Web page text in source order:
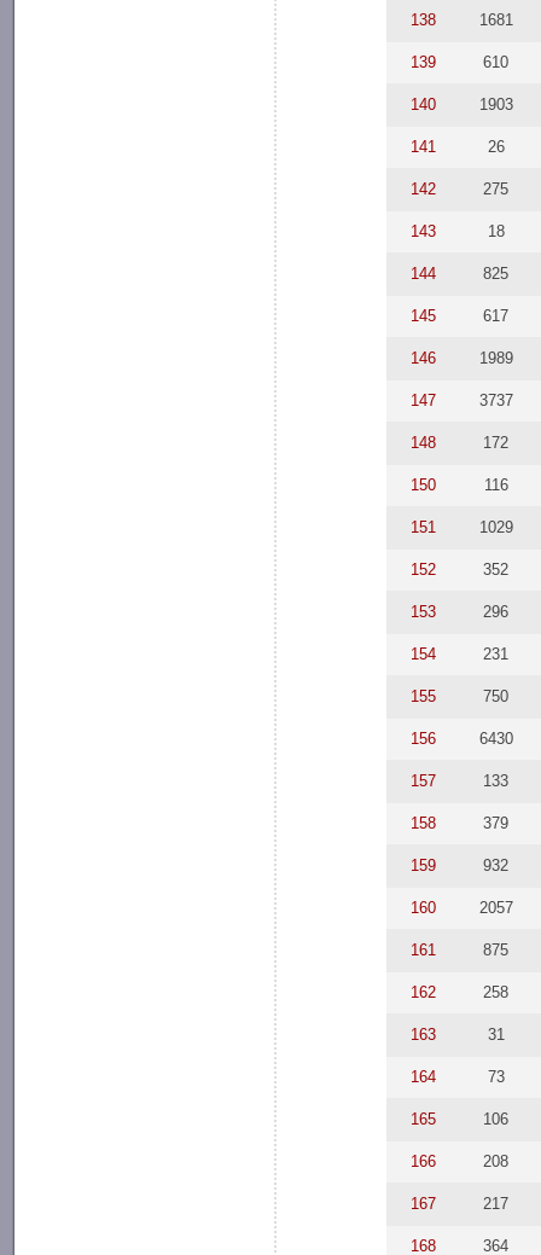
138 1681
139 610
140 1903
141 26
142 275
143 18
144 825
145 617
146 1989
147 3737
148 172
150 116
151 1029
152 352
153 296
154 231
155 750
156 6430
157 133
158 379
159 932
160 2057
161 875
162 258
163 31
164 73
165 106
166 208
167 217
168 364